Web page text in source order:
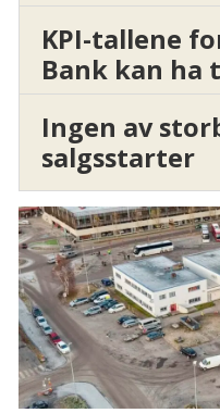
KPI-tallene
Bank kan
Ingen av
salgsstarter